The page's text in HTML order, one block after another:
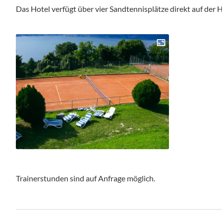
Das Hotel verfügt über vier Sandtennisplätze direkt auf der
Trainerstunden sind auf Anfrage möglich.